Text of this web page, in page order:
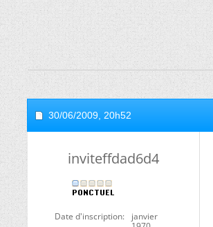
30/06/2009, 20h52
inviteffdad6d4
Date d'inscription
janvier